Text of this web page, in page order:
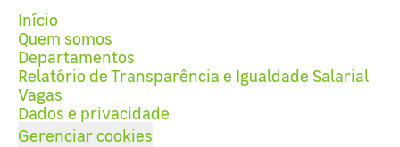
Início
Quem somos
Departamentos
Relatório de Transparência e Igualdade Salarial
Vagas
Dados e privacidade
Gerenciar cookies